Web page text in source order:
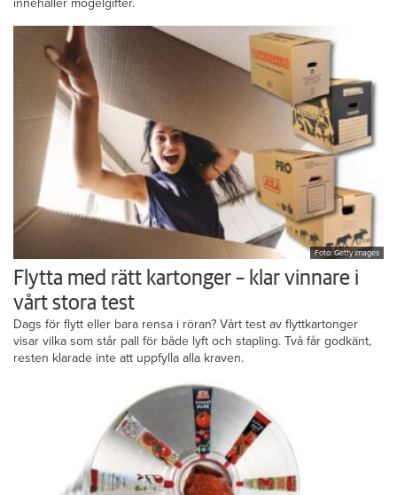
innehåller mögelgifter.
Foto: Getty Images
Flytta med rätt kartonger – klar vinnare i
vårt stora test
Dags för flytt eller bara rensa i röran? Vårt test av flyttkartonger
visar vilka som står pall för både lyft och stapling. Två får godkänt,
resten klarade inte att uppfylla alla kraven.